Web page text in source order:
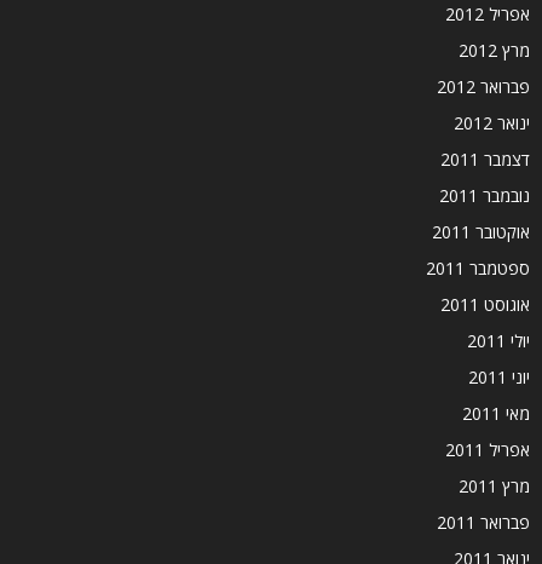
אפריל 2012
מרץ 2012
פברואר 2012
ינואר 2012
דצמבר 2011
נובמבר 2011
אוקטובר 2011
ספטמבר 2011
אוגוסט 2011
יולי 2011
יוני 2011
מאי 2011
אפריל 2011
מרץ 2011
פברואר 2011
ינואר 2011